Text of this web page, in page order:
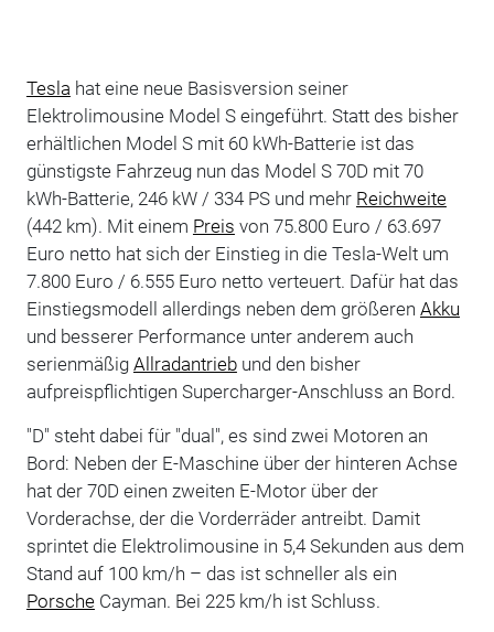
Tesla hat eine neue Basisversion seiner
Elektrolimousine Model S eingeführt. Statt des bisher
erhältlichen Model S mit 60 kWh-Batterie ist das
günstigste Fahrzeug nun das Model S 70D mit 70
kWh-Batterie, 246 kW / 334 PS und mehr Reichweite
(442 km). Mit einem Preis von 75.800 Euro / 63.697
Euro netto hat sich der Einstieg in die Tesla-Welt um
7.800 Euro / 6.555 Euro netto verteuert. Dafür hat das
Einstiegsmodell allerdings neben dem größeren Akku
und besserer Performance unter anderem auch
serienmäßig Allradantriebund den bisher
aufpreispflichtigen Supercharger-Anschluss an Bord.
"D" steht dabei für "dual", es sind zwei Motoren an
Bord: Neben der E-Maschine über der hinteren Achse
hat der 70D einen zweiten E-Motor über der
Vorderachse, der die Vorderräder antreibt. Damit
sprintet die Elektrolimousine in 5,4 Sekunden aus dem
Stand auf 100 km/h – das ist schneller als ein
PorscheCayman. Bei 225 km/h ist Schluss.